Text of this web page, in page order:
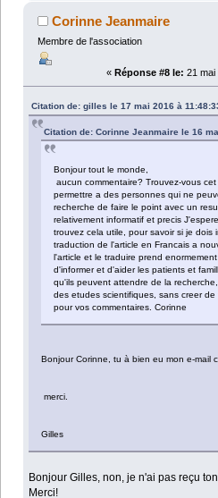
Corinne Jeanmaire
Membre de l'association
« Réponse #8 le: 21 mai
Citation de: gilles le 17 mai 2016 à
Citation de: Corinne Jeanmaire le 16
Bonjour tout le monde,
aucun commentaire? Trouvez-vous
permettre a des personnes qui ne
recherche de faire le point avec un
relativement informatif et precis
trouvez cela utile, pour savoir si je dois
traduction de l'article en Francais a
l'article et le traduire prend
d'informer et d'aider les patients et
qu'ils peuvent attendre de la
des etudes scientifiques, sans creer
pour vos commentaires. Corinne
Bonjour Corinne, tu à bien eu mon e-mail
merci.
Gilles
Bonjour Gilles, non, je n'ai pas reçu
Merci!